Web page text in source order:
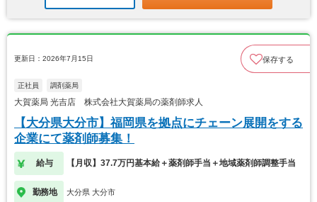
更新日：2026年7月15日 保存する
正社員 調剤薬局
大賀薬局 光吉店 株式会社大賀薬局の薬剤師求人
【大分県大分市】福岡県を拠点にチェーン展開をする
企業にて薬剤師募集！
給与 【月収】37.7万円基本給＋薬剤師手当＋地域薬剤師調整手当
勤務地 大分県 大分市